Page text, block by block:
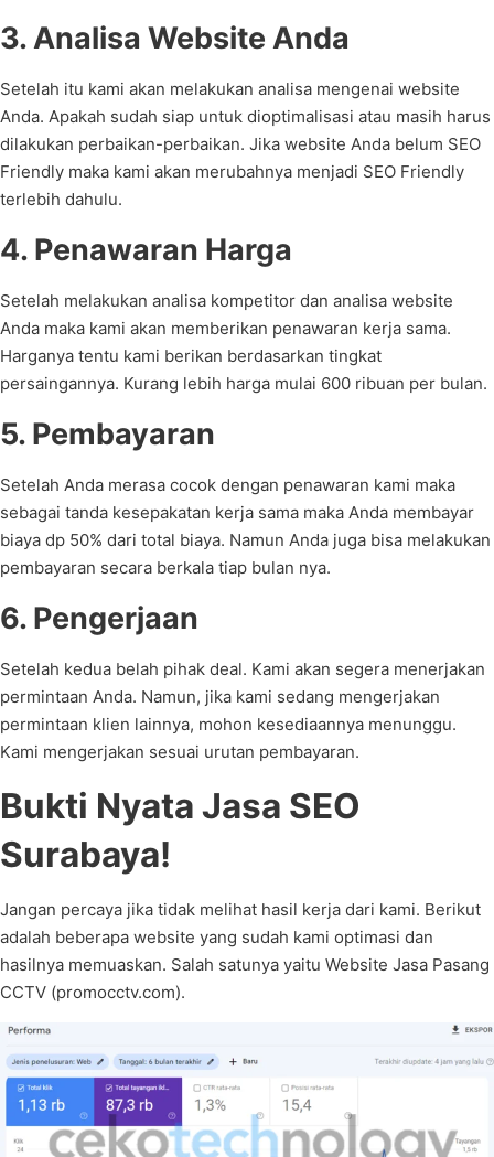
3. Analisa Website Anda
Setelah itu kami akan melakukan analisa mengenai website
Anda. Apakah sudah siap untuk dioptimalisasi atau masih harus
dilakukan perbaikan-perbaikan. Jika website Anda belum SEO
Friendly maka kami akan merubahnya menjadi SEO Friendly
terlebih dahulu.
4. Penawaran Harga
Setelah melakukan analisa kompetitor dan analisa website
Anda maka kami akan memberikan penawaran kerja sama.
Harganya tentu kami berikan berdasarkan tingkat
persaingannya. Kurang lebih harga mulai 600 ribuan per bulan.
5. Pembayaran
Setelah Anda merasa cocok dengan penawaran kami maka
sebagai tanda kesepakatan kerja sama maka Anda membayar
biaya dp 50% dari total biaya. Namun Anda juga bisa melakukan
pembayaran secara berkala tiap bulan nya.
6. Pengerjaan
Setelah kedua belah pihak deal. Kami akan segera menerjakan
permintaan Anda. Namun, jika kami sedang mengerjakan
permintaan klien lainnya, mohon kesediaannya menunggu.
Kami mengerjakan sesuai urutan pembayaran.
Bukti Nyata Jasa SEO
Surabaya!
Jangan percaya jika tidak melihat hasil kerja dari kami. Berikut
adalah beberapa website yang sudah kami optimasi dan
hasilnya memuaskan. Salah satunya yaitu Website Jasa Pasang
CCTV (promocctv.com).